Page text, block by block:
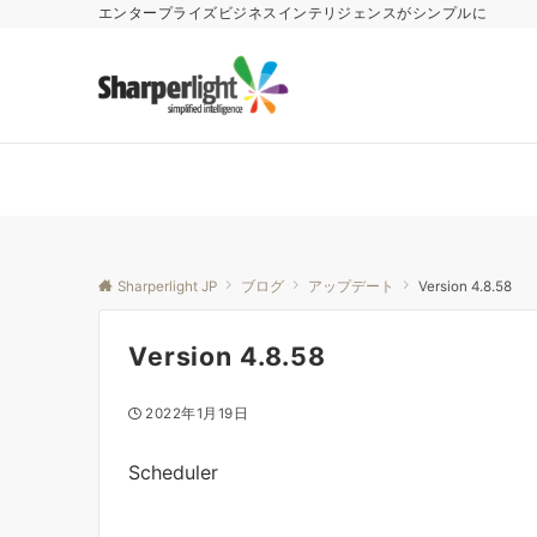
エンタープライズビジネスインテリジェンスがシンプルに
Sharperlight JP ブログ アップデート Version 4.8.58
Version 4.8.58
2022年1月19日
Scheduler